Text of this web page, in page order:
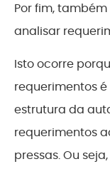
Por fim,
analisar
Isto ocorre
requerimentos é
estrutura da
requerimentos
pressas. Ou